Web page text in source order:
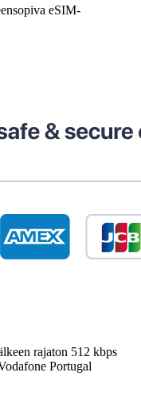
eSIM-
rajaton 512 kbps
Portugal